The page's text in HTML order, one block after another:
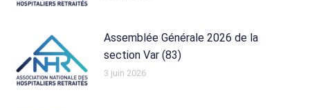
Assemblée Générale 2026 de la
section Var (83)
3 juin 2026